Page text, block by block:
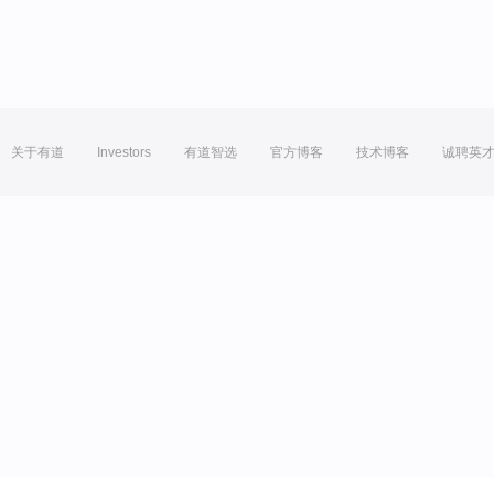
关于有道 Investors 有道智选 官方博客 技术博客 诚聘英才